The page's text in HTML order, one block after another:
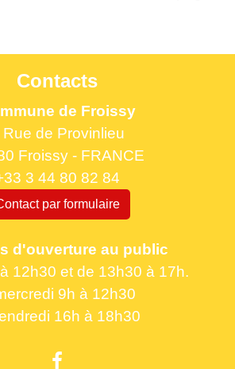
Contacts
de Froissy
Rue de Provinlieu
Froissy - FRANCE
3 44 80 82 84
par formulaire
d'ouverture au public
12h30 et de 13h30 à 17h.
9h à 12h30
16h à 18h30